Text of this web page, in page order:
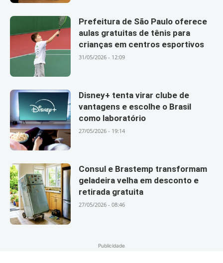
Prefeitura de São Paulo oferece
aulas gratuitas de tênis para
crianças em centros esportivos
31/05/2026 - 12:09
Disney+ tenta virar clube de
vantagens e escolhe o Brasil
como laboratório
27/05/2026 - 19:14
Consul e Brastemp transformam
geladeira velha em desconto e
retirada gratuita
27/05/2026 - 08:46
Publicidade